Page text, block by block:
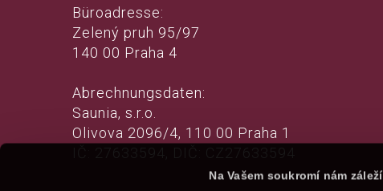
Na Vašem soukromí nám záleží
Büroadresse:
Zelený pruh 95/97
140 00 Praha 4
Abrechnungsdaten:
Saunia, s.r.o.
Olivova 2096/4, 110 00 Praha 1